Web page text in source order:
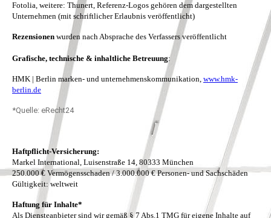
Fotolia, weitere: Thunert, Referenz-Logos gehören dem dargestellten
Unternehmen (mit schriftlicher Erlaubnis veröffentlicht)
Rezensionen wurden nach Absprache des Verfassers veröffentlicht
Grafische, technische & inhaltliche Betreuung:
HMK | Berlin marken- und unternehmenskommunikation, www.hmk-
berlin.de
*Quelle: eRecht24
Haftpflicht-Versicherung:
Markel International, Luisenstraße 14, 80333 München
250.000 € Vermögensschaden / 3.000.000 € Personen- und Sachschäden
Gültigkeit: weltweit
Haftung für Inhalte*
Als Diensteanbieter sind wir gemäß § 7 Abs.1 TMG für eigene Inhalte auf